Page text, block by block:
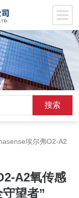
埃尔弗O2-A2
A2氧传感
望者”